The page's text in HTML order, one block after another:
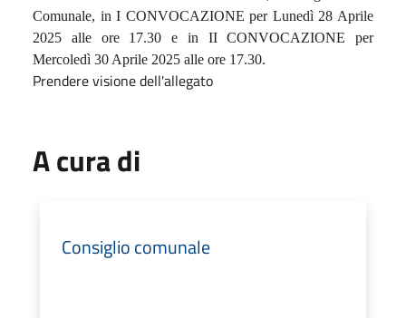
Comunale, in I CONVOCAZIONE per Lunedì 28 Aprile
2025 alle ore 17.30 e in II CONVOCAZIONE per
Mercoledì 30 Aprile 2025 alle ore 17.30.
Prendere visione dell'allegato
A cura di
Consiglio comunale